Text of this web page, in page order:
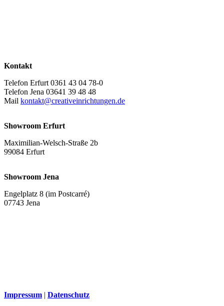
Kontakt
Telefon Erfurt 0361 43 04 78-0
Telefon Jena 03641 39 48 48
Mail kontakt@creativeinrichtungen.de
Showroom Erfurt
Maximilian-Welsch-Straße 2b
99084 Erfurt
Showroom Jena
Engelplatz 8 (im Postcarré)
07743 Jena
Impressum | Datenschutz